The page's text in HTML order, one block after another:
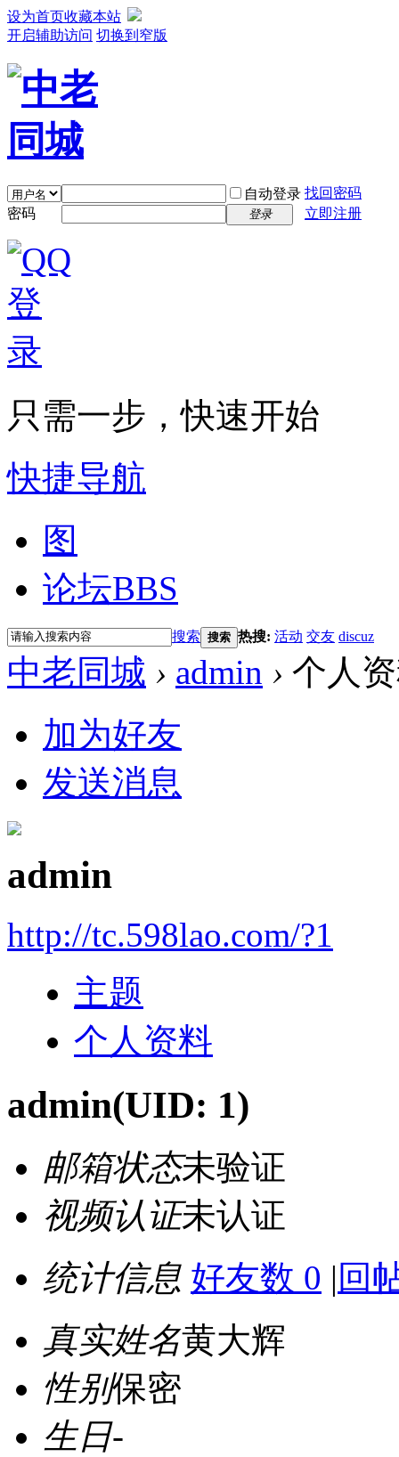
设为首页收藏本站
开启辅助访问 切换到窄版
自动登录 找回密码
密码
登录 立即注册
只需一步，快速开始
快捷导航
图
论坛BBS
搜索 搜索 热搜: 活动 交友 discuz
中老同城 › admin › 个人
加为好友
发送消息
admin
http://tc.598lao.com/?1
主题
个人资料
admin(UID: 1)
邮箱状态未验证
视频认证未认证
统计信息 好友数 0 | 回
真实姓名黄大辉
性别保密
生日-